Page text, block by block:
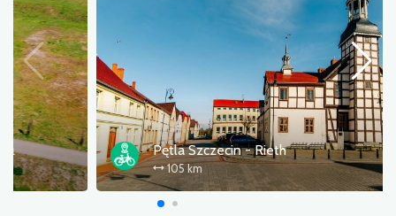
Навколо Щецинського водосховища
296 km